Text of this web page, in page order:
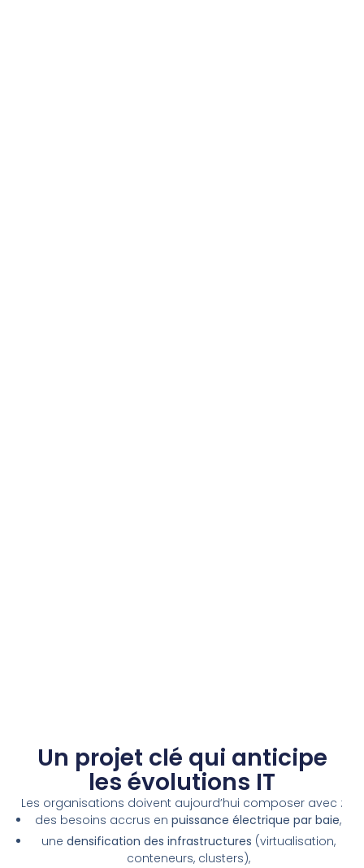
Un projet clé qui anticipe
les évolutions IT
Les organisations doivent aujourd’hui composer avec :
des besoins accrus en puissance électrique par baie,
une densification des infrastructures (virtualisation,
conteneurs, clusters),